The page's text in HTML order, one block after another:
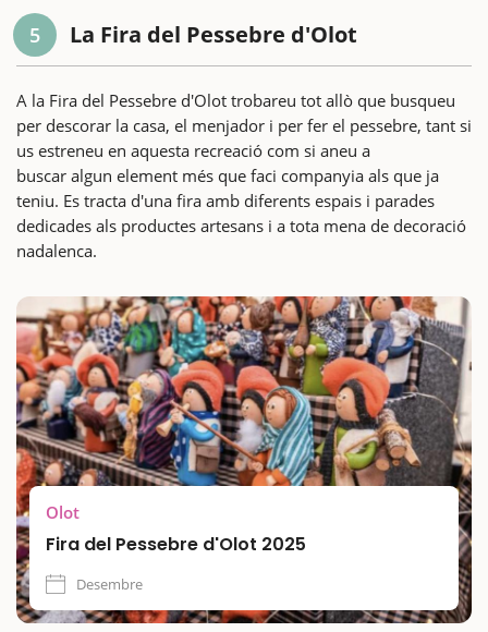
5 La Fira del Pessebre d'Olot
A la Fira del Pessebre d'Olot trobareu tot allò que busqueu
per descorar la casa, el menjador i per fer el pessebre, tant si
us estreneu en aquesta recreació com si aneu a
buscar algun element més que faci companyia als que ja
teniu. Es tracta d'una fira amb diferents espais i parades
dedicades als productes artesans i a tota mena de decoració
nadalenca.
Olot
Fira del Pessebre d'Olot 2025
Desembre